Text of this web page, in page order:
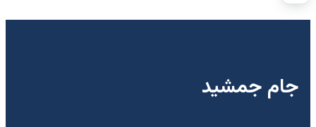
جام جمشید